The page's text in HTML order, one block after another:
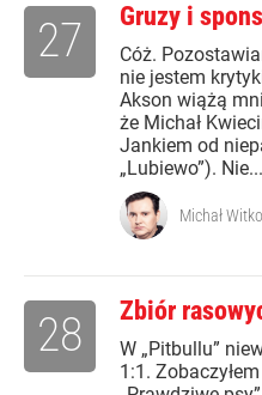
Gruzy i
Cóż.
nie jestem
Akson wiążą
że Michał
Jankiem od
„Lubiewo”). Nie...
27
Michał
Zbiór
W „Pitbullu”
1:1.
28